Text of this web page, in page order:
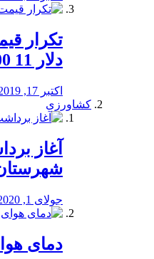
تکرار
دلار 11 400
اکتبر 17, 2019
کشاورزی
آغاز
شهرستان
جولای 1, 2020
دمای